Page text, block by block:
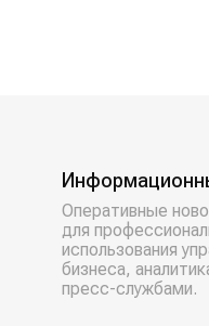
Оперативные
для
использования
бизнеса,
пресс-службами.